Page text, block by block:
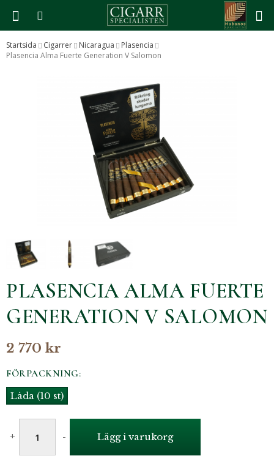
Produkten har blivit tillagd i varukorgen
Startsida Cigarrer Nicaragua
Plasencia
Plasencia Alma Fuerte Generation V Salomon
PLASENCIA ALMA FUERTE
GENERATION V SALOMON
2 770 kr
FÖRPACKNING:
Låda (10 st)
+ - Lägg i varukorg